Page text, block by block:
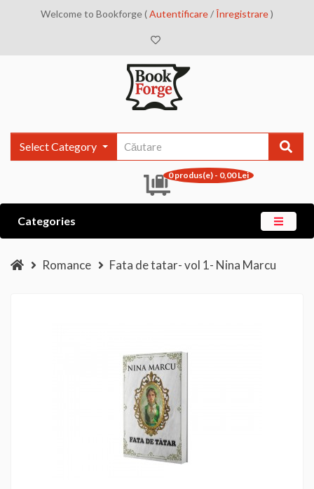
Welcome to Bookforge (Autentificare/Înregistrare)
Select Category
0 produs(e) - 0,00 Lei
Categories
Romance Fata de tatar- vol 1- Nina Marcu